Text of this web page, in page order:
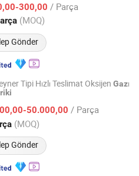
300,00 / Parça
(MOQ)
Gönder
2018
Tipi Hızlı Teslimat Oksijen Gazı
50.000,00 / Parça
(MOQ)
Gönder
2018